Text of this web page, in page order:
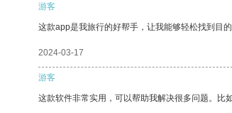
游客
这款app是我旅行的好帮手，让我能够轻松找到目
2024-03-17
游客
这款软件非常实用，可以帮助我解决很多问题。比